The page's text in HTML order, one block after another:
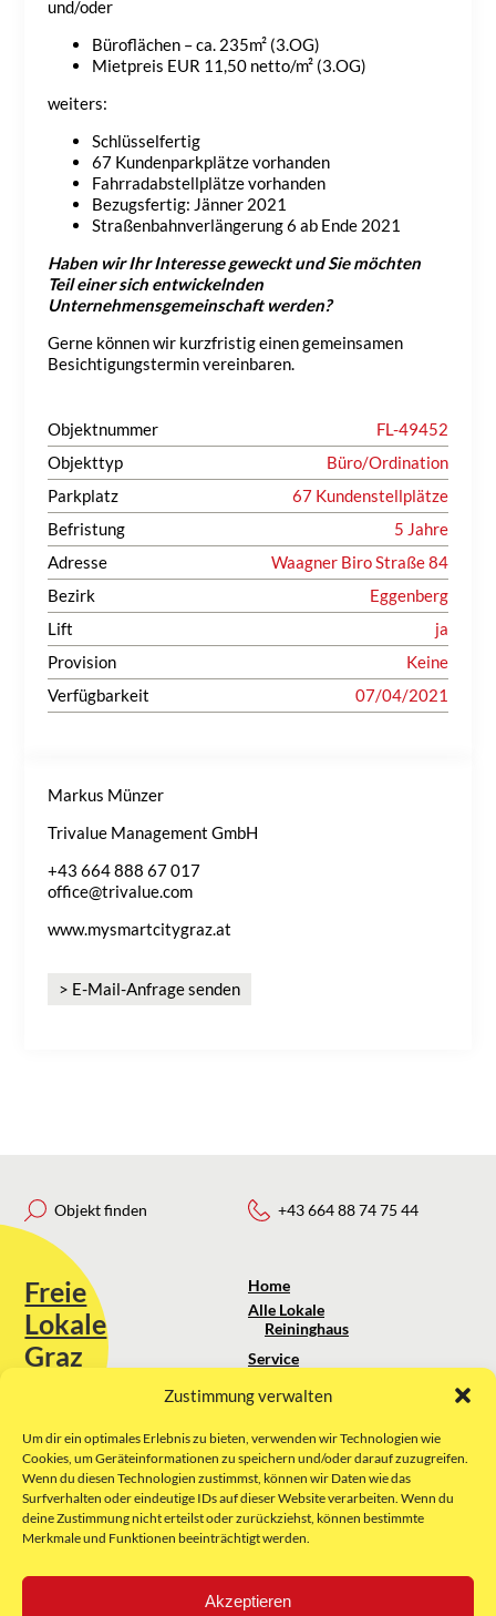
Zustimmung verwalten
Um dir ein optimales Erlebnis zu bieten, verwenden wir Technologien wie
Cookies, um Geräteinformationen zu speichern und/oder darauf zuzugreifen.
Wenn du diesen Technologien zustimmst, können wir Daten wie das
Surfverhalten oder eindeutige IDs auf dieser Website verarbeiten. Wenn du
deine Zustimmung nicht erteilst oder zurückziehst, können bestimmte
Merkmale und Funktionen beeinträchtigt werden.
Akzeptieren
und/oder
Büroflächen – ca. 235m² (3.OG)
Mietpreis EUR 11,50 netto/m² (3.OG)
weiters:
Schlüsselfertig
67 Kundenparkplätze vorhanden
Fahrradabstellplätze vorhanden
Bezugsfertig: Jänner 2021
Straßenbahnverlängerung 6 ab Ende 2021
Haben wir Ihr Interesse geweckt und Sie möchten
Teil einer sich entwickelnden
Unternehmensgemeinschaft werden?
Gerne können wir kurzfristig einen gemeinsamen
Besichtigungstermin vereinbaren.
Objektnummer
FL-49452
Objekttyp
Büro/Ordination
Parkplatz
67 Kundenstellplätze
Befristung
5 Jahre
Adresse
Waagner Biro Straße 84
Bezirk
Eggenberg
Lift
ja
Provision
Keine
Verfügbarkeit
07/04/2021
Markus Münzer
Trivalue Management GmbH
+43 664 888 67 017
office@trivalue.com
www.mysmartcitygraz.at
> E-Mail-Anfrage senden
Objekt finden
Freie
Lokale
Graz
Sie erreichen uns unter:
kontakt@freielokale-graz.at
Website by Rubikon Werbeagentur
GmbH
+43 664 88 74 75 44
Home
Alle Lokale
Reininghaus
Service
Über uns
Impressum
AGB
Datenschutz
E-Mail